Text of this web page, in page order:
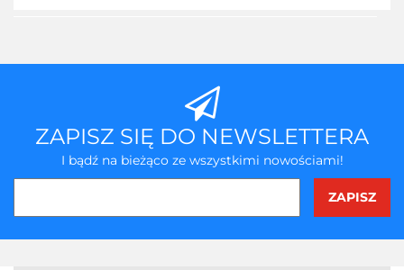
ZAPISZ SIĘ DO NEWSLETTERA
I bądź na bieżąco ze wszystkimi nowościami!